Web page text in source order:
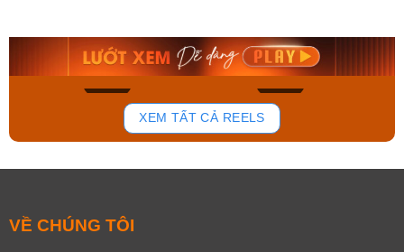
181
Mua ngay Mua ngay
XEM TẤT CẢ REELS
VỀ CHÚNG TÔI